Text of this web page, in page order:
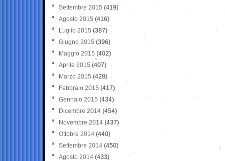
Settembre 2015 (419)
Agosto 2015 (416)
Luglio 2015 (387)
Giugno 2015 (396)
Maggio 2015 (402)
Aprile 2015 (407)
Marzo 2015 (428)
Febbraio 2015 (417)
Gennaio 2015 (434)
Dicembre 2014 (454)
Novembre 2014 (437)
Ottobre 2014 (440)
Settembre 2014 (450)
Agosto 2014 (433)